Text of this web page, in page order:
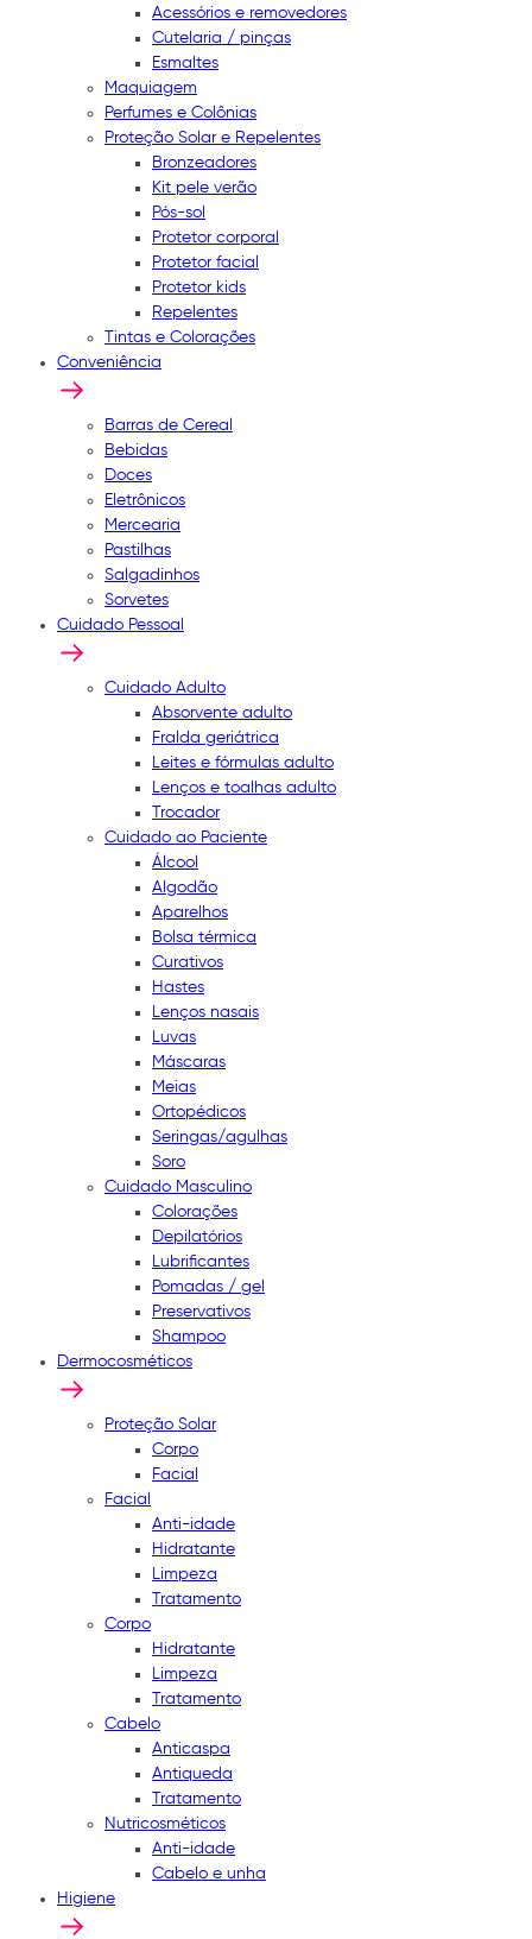
Acessórios e removedores
Cutelaria / pinças
Esmaltes
Maquiagem
Perfumes e Colônias
Proteção Solar e Repelentes
Bronzeadores
Kit pele verão
Pós-sol
Protetor corporal
Protetor facial
Protetor kids
Repelentes
Tintas e Colorações
Conveniência
Barras de Cereal
Bebidas
Doces
Eletrônicos
Mercearia
Pastilhas
Salgadinhos
Sorvetes
Cuidado Pessoal
Cuidado Adulto
Absorvente adulto
Fralda geriátrica
Leites e fórmulas adulto
Lenços e toalhas adulto
Trocador
Cuidado ao Paciente
Álcool
Algodão
Aparelhos
Bolsa térmica
Curativos
Hastes
Lenços nasais
Luvas
Máscaras
Meias
Ortopédicos
Seringas/agulhas
Soro
Cuidado Masculino
Colorações
Depilatórios
Lubrificantes
Pomadas / gel
Preservativos
Shampoo
Dermocosméticos
Proteção Solar
Corpo
Facial
Facial
Anti-idade
Hidratante
Limpeza
Tratamento
Corpo
Hidratante
Limpeza
Tratamento
Cabelo
Anticaspa
Antiqueda
Tratamento
Nutricosméticos
Anti-idade
Cabelo e unha
Higiene